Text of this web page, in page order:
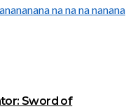
na na na nanana
Sword of